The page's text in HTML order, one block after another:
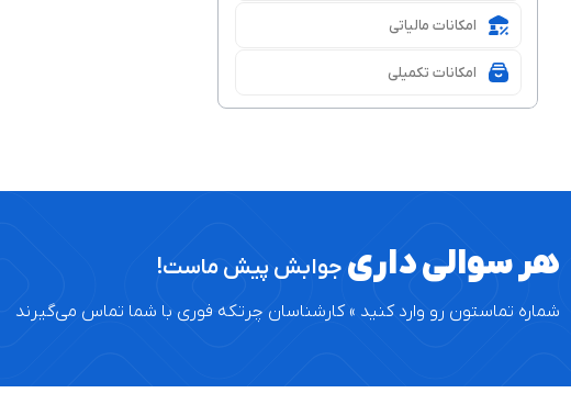
امکانات مالیاتی
امکانات تکمیلی
هر سوالی داری جوابش پیش ماست!
شماره تماستون رو وارد کنید » کارشناسان چرتکه فوری با شما تماس می‌گیرند